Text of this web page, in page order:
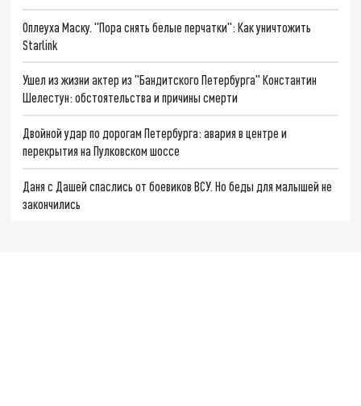
Оплеуха Маску. "Пора снять белые перчатки": Как уничтожить
Starlink
Ушел из жизни актер из "Бандитского Петербурга" Константин
Шелестун: обстоятельства и причины смерти
Двойной удар по дорогам Петербурга: авария в центре и
перекрытия на Пулковском шоссе
Даня с Дашей спаслись от боевиков ВСУ. Но беды для малышей не
закончились